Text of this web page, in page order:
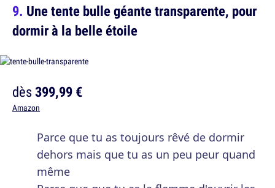
Une tente bulle géante transparente, pour
dormir à la belle étoile
dès399,99 €
Amazon
Parce que tu as toujours rêvé de dormir
dehors mais que tu as un peu peur quand
même